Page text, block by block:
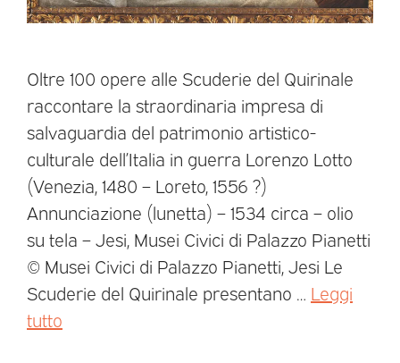
Oltre 100 opere alle Scuderie del Quirinale
raccontare la straordinaria impresa di
salvaguardia del patrimonio artistico-
culturale dell’Italia in guerra Lorenzo Lotto
(Venezia, 1480 – Loreto, 1556 ?)
Annunciazione (lunetta) – 1534 circa – olio
su tela – Jesi, Musei Civici di Palazzo Pianetti
© Musei Civici di Palazzo Pianetti, Jesi Le
Scuderie del Quirinale presentano … Leggi
tutto